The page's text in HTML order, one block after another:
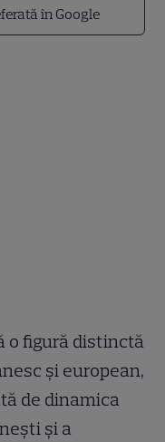
în Google
o figură distinctă
și european,
de dinamica
și a